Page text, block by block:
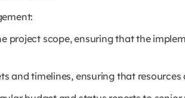
project scope, ensuring that the
and timelines, ensuring that